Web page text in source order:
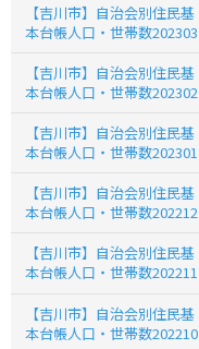
【吉川市】自治会別住民基
本台帳人口・世帯数202303
【吉川市】自治会別住民基
本台帳人口・世帯数202302
【吉川市】自治会別住民基
本台帳人口・世帯数202301
【吉川市】自治会別住民基
本台帳人口・世帯数202212
【吉川市】自治会別住民基
本台帳人口・世帯数202211
【吉川市】自治会別住民基
本台帳人口・世帯数202210